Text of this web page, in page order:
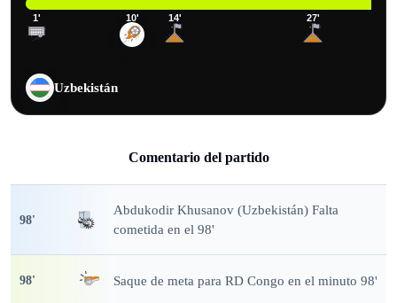
1' 10' 14' 27'
Uzbekistán
Comentario del partido
98'
Abdukodir Khusanov (Uzbekistán) Falta
cometida en el 98'
98' Saque de meta para RD Congo en el minuto 98'